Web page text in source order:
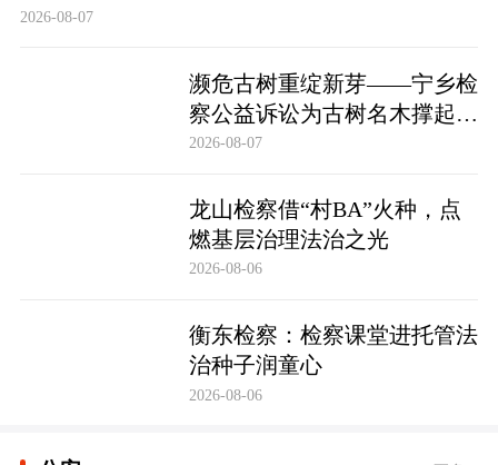
2026-08-07
濒危古树重绽新芽——宁乡检
察公益诉讼为古树名木撑起法
治“保护伞”
2026-08-07
龙山检察借“村BA”火种，点
燃基层治理法治之光
2026-08-06
衡东检察：检察课堂进托管法
治种子润童心
2026-08-06